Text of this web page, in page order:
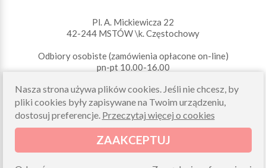
Pl. A. Mickiewicza 22
42-244 MSTÓW \k. Częstochowy
Odbiory osobiste (zamówienia opłacone on-line)
pn-pt 10.00-16.00
+48 34 506 50 60
+48 34 506 50 70
NIP 573 262 56 01
Nasza strona używa plików cookies. Jeśli nie chcesz, by
pliki cookies były zapisywane na Twoim urządzeniu,
dostosuj preferencje. Przeczytaj więcej o cookies
ZAAKCEPTUJ